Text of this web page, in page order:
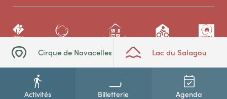
Cirque de Navacelles Lac du Salagou
Activités Billetterie Agenda